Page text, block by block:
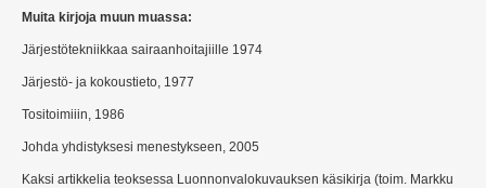
Muita kirjoja muun muassa:
Järjestötekniikkaa sairaanhoitajiille 1974
Järjestö- ja kokoustieto, 1977
Tositoimiiin, 1986
Johda yhdistyksesi menestykseen, 2005
Kaksi artikkelia teoksessa Luonnonvalokuvauksen käsikirja (toim. Markku